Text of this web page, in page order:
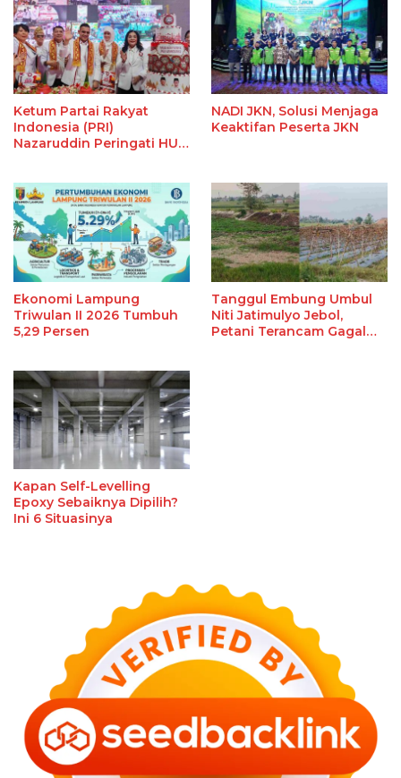
Ketum Partai Rakyat
Indonesia (PRI)
Nazaruddin Peringati HUT
NADI JKN, Solusi Menjaga
Keaktifan Peserta JKN
Ekonomi Lampung
Triwulan II 2026 Tumbuh
5,29 Persen
Tanggul Embung Umbul
Niti Jatimulyo Jebol,
Petani Terancam Gagal
Kapan Self-Levelling
Epoxy Sebaiknya Dipilih?
Ini 6 Situasinya